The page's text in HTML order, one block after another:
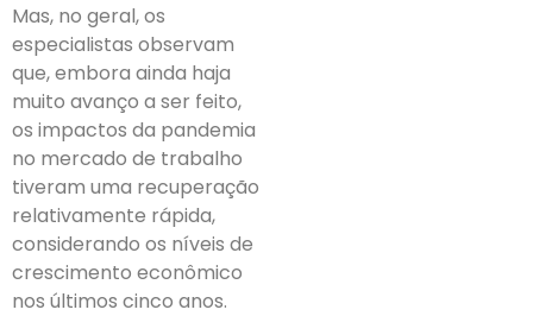
Mas, no geral, os
especialistas observam
que, embora ainda haja
muito avanço a ser feito,
os impactos da pandemia
no mercado de trabalho
tiveram uma recuperação
relativamente rápida,
considerando os níveis de
crescimento econômico
nos últimos cinco anos.